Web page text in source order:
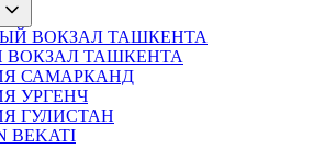
ВОКЗАЛ ТАШКЕНТА
ТАШКЕНТА
САМАРКАНД
УРГЕНЧ
ГУЛИСТАН
BEKATI